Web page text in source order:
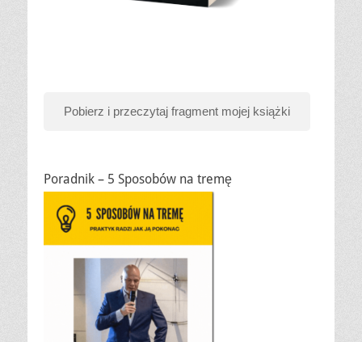
Pobierz i przeczytaj fragment mojej książki
Poradnik – 5 Sposobów na tremę